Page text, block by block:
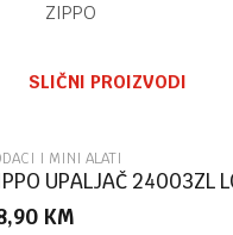
ZIPPO
SLIČNI PROIZVODI
I MINI ALATI
UPALJAČ 24003ZL
KM